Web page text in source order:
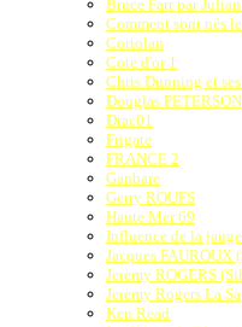
Bruce Farr par
Comment sont nés
Coriolan
Cote d'or 1
Chris Dunning et
Douglas
Drac01
Frigate
FRANCE 2
Ganbare
Gerry ROUFS
Haute Mer 69
Influence de la
Jacques FAUROUX
Jeremy ROGERS
Jeremy Rogers La
Ken Read